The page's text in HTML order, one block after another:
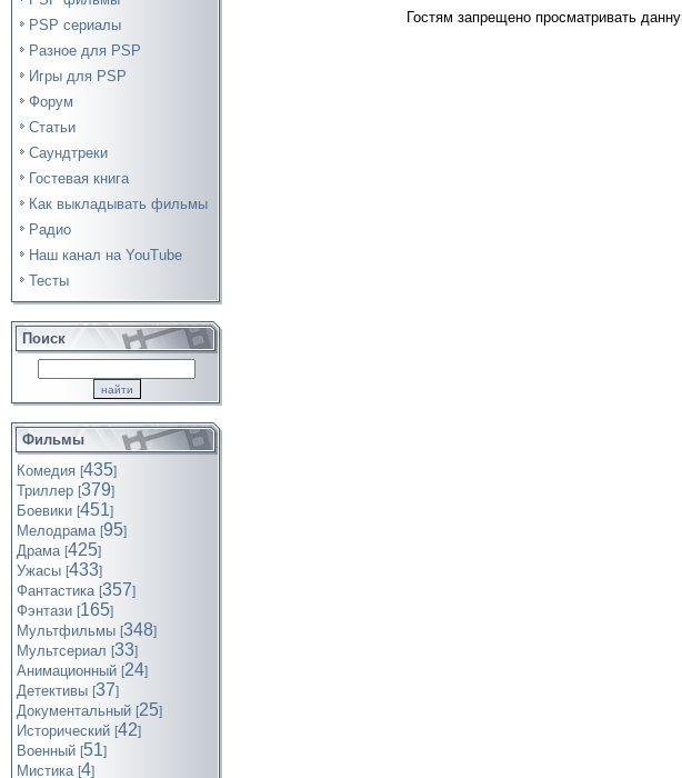
PSP сериалы
Разное для PSP
Игры для PSP
Форум
Статьи
Саундтреки
Гостевая книга
Как выкладывать фильмы
Радио
Наш канал на YouTube
Тесты
Поиск
Фильмы
Комедия [435]
Триллер [379]
Боевики [451]
Мелодрама [95]
Драма [425]
Ужасы [433]
Фантастика [357]
Фэнтази [165]
Мультфильмы [348]
Мультсериал [33]
Анимационный [24]
Детективы [37]
Документальный [25]
Исторический [42]
Военный [51]
Мистика [4]
Гостям запрещено просматривать